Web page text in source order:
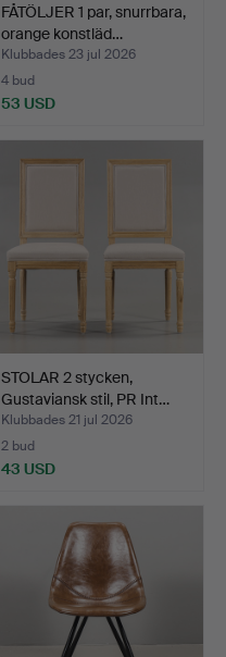
FÅTÖLJER 1 par, snurrbara,
orange konstläd…
Klubbades 23 jul 2026
4 bud
53 USD
STOLAR 2 stycken,
Gustaviansk stil, PR Int…
Klubbades 21 jul 2026
2 bud
43 USD